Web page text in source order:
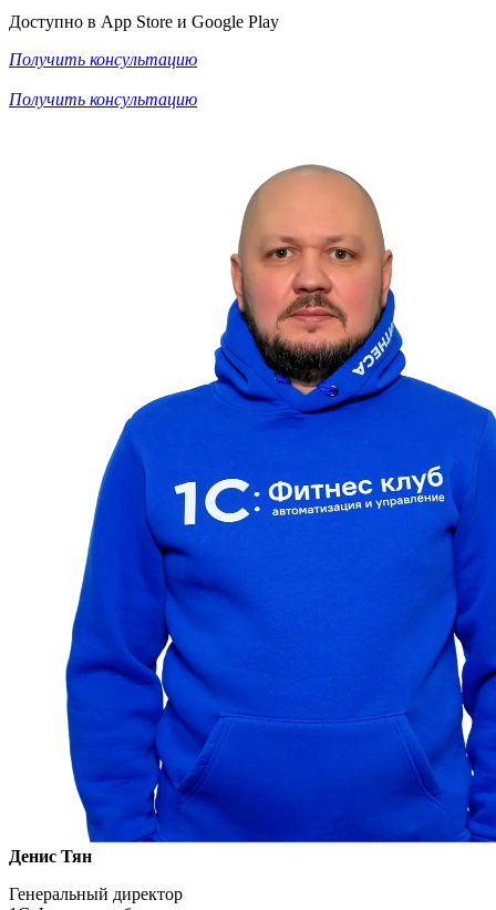
Доступно в App Store и Google Play
Получить консультацию
Получить консультацию
Денис Тян
Генеральный директор